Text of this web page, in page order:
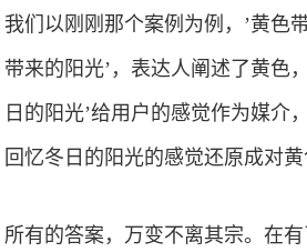
我们以刚刚那个案例为例，’黄色
带来的阳光’，表达人阐述了黄色
日的阳光’给用户的感觉作为媒介
回忆冬日的阳光的感觉还原成对黄
所有的答案，万变不离其宗。在有